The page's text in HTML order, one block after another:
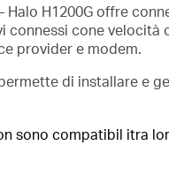
Halo H1200G offre
cone velocità
provider e modem.
di installare e
sono compatibil itra